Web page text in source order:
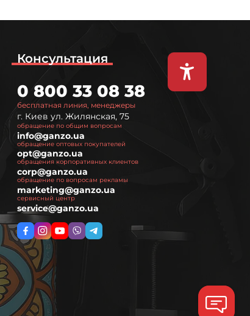
Консультация
бесплатная линия, менеджеры
0 800 33 08 38
г. Киев ул. Жилянская, 75
обращение по общим вопросам
info@ganzo.ua
обращение оптовых покупателей
opt@ganzo.ua
обращения корпоративных клиентов
corp@ganzo.ua
обращение по вопросам рекламы
marketing@ganzo.ua
сервисный центр
service@ganzo.ua